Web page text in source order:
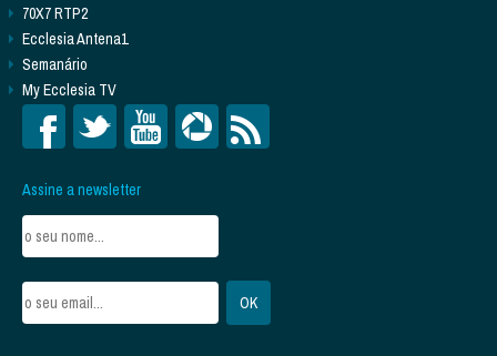
70X7 RTP2
Ecclesia Antena1
Semanário
My Ecclesia TV
Assine a newsletter